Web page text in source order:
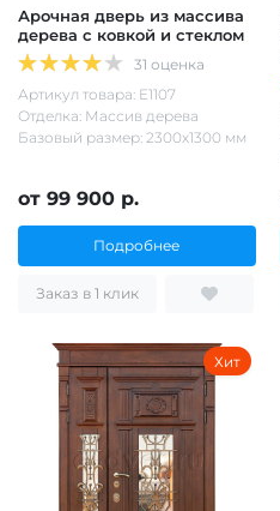
Арочная дверь из массива
дерева с ковкой и стеклом
31 оценка
Артикул товара: Е1107
Отделка: Массив дерева
Базовый размер: 2300х1300 мм
от 99 900 р.
Подробнее
Заказ в 1 клик
Хит